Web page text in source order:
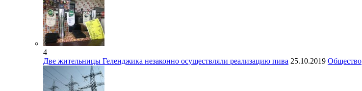
4
Две жительницы Геленджика незаконно осуществляли реализацию пива 25.10.2019 Общество